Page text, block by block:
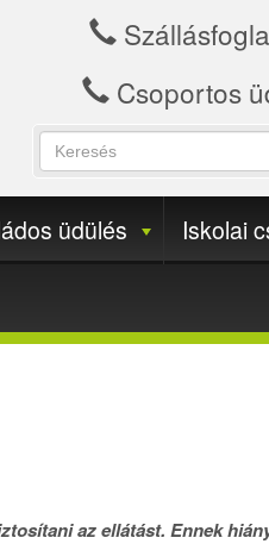
Csoportos
Keresési
űrlap
(keskeny)
Keresés
keresendő
kifejezések
megadása.
üdülés Iskolai
az ellátást. Ennek